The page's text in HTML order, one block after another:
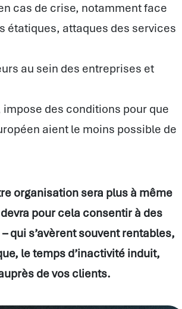
cas de crise, notamment face
étatiques, attaques des services
au sein des entreprises et
des conditions pour que
aient le moins possible de
organisation sera plus à même
pour cela consentir à des
qui s’avèrent souvent rentables,
le temps d’inactivité induit,
de vos clients.